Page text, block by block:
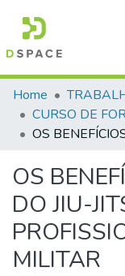
Communities &
All of DSpace
Home
OS
DO JIU-
MILITAR